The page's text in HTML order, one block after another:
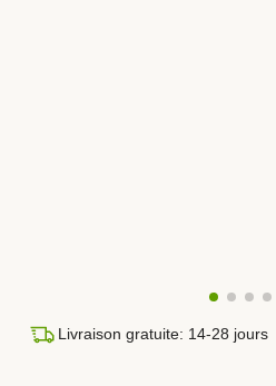
Livraison gratuite: 14-28 jours